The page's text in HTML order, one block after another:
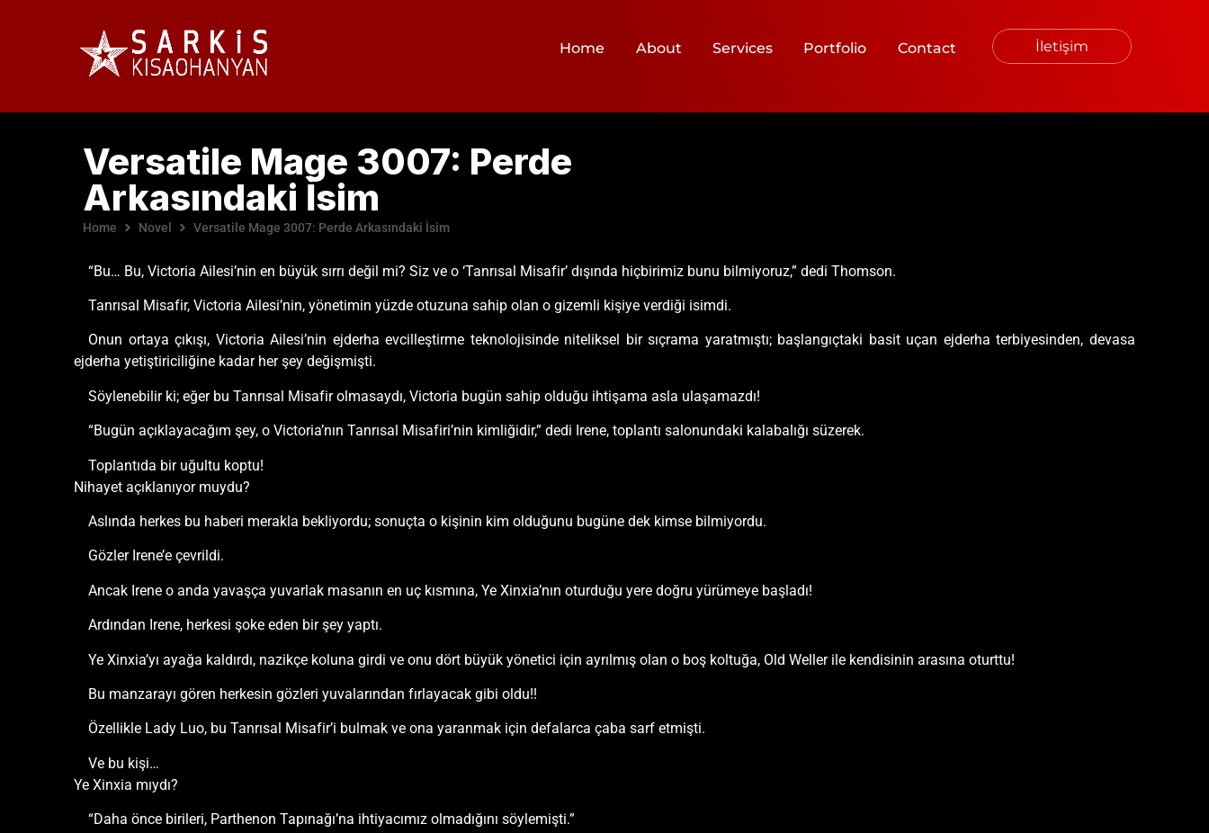
Home About Services Portfolio Contact İletişim
Versatile Mage 3007: Perde
Arkasındaki İsim
Home Novel Versatile Mage 3007: Perde Arkasındaki İsim
“Bu… Bu, Victoria Ailesi’nin en büyük sırrı değil mi? Siz ve o ‘Tanrısal Misafir’ dışında hiçbirimiz bunu bilmiyoruz,” dedi Thomson.
Tanrısal Misafir, Victoria Ailesi’nin, yönetimin yüzde otuzuna sahip olan o gizemli kişiye verdiği isimdi.
Onun ortaya çıkışı, Victoria Ailesi’nin ejderha evcilleştirme teknolojisinde niteliksel bir sıçrama yaratmıştı; başlangıçtaki basit uçan ejderha terbiyesinden, devasa
ejderha yetiştiriciliğine kadar her şey değişmişti.
Söylenebilir ki; eğer bu Tanrısal Misafir olmasaydı, Victoria bugün sahip olduğu ihtişama asla ulaşamazdı!
“Bugün açıklayacağım şey, o Victoria’nın Tanrısal Misafiri’nin kimliğidir,” dedi Irene, toplantı salonundaki kalabalığı süzerek.
Toplantıda bir uğultu koptu!
Nihayet açıklanıyor muydu?
Aslında herkes bu haberi merakla bekliyordu; sonuçta o kişinin kim olduğunu bugüne dek kimse bilmiyordu.
Gözler Irene’e çevrildi.
Ancak Irene o anda yavaşça yuvarlak masanın en uç kısmına, Ye Xinxia’nın oturduğu yere doğru yürümeye başladı!
Ardından Irene, herkesi şoke eden bir şey yaptı.
Ye Xinxia’yı ayağa kaldırdı, nazikçe koluna girdi ve onu dört büyük yönetici için ayrılmış olan o boş koltuğa, Old Weller ile kendisinin arasına oturttu!
Bu manzarayı gören herkesin gözleri yuvalarından fırlayacak gibi oldu!!
Özellikle Lady Luo, bu Tanrısal Misafir’i bulmak ve ona yaranmak için defalarca çaba sarf etmişti.
Ve bu kişi…
Ye Xinxia mıydı?
“Daha önce birileri, Parthenon Tapınağı’na ihtiyacımız olmadığını söylemişti.”